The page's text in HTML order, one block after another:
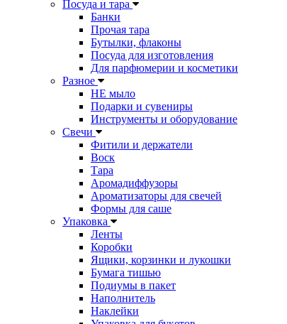
Посуда и тара
Банки
Прочая тара
Бутылки, флаконы
Посуда для изготовления
Для парфюмерии и косметики
Разное
НЕ мыло
Подарки и сувениры
Инструменты и оборудование
Свечи
Фитили и держатели
Воск
Тара
Аромадиффузоры
Ароматизаторы для свечей
Формы для саше
Упаковка
Ленты
Коробки
Ящики, корзинки и лукошки
Бумага тишью
Подиумы в пакет
Наполнитель
Наклейки